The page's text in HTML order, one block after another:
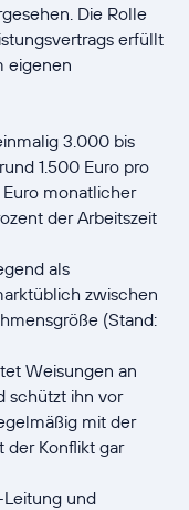
Die Rolle
erfüllt
eigenen
3.000 bis
1.500 Euro pro
Euro monatlicher
der Arbeitszeit
als
zwischen
(Stand:
Weisungen an
schützt ihn vor
mit der
der Konflikt gar
und